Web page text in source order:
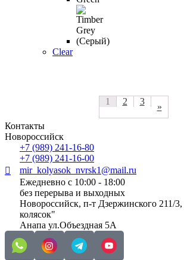
Clear
1 2 3
»
Контакты
Новороссийск
+7 (989) 241-16-80
+7 (989) 241-16-00
mir_kolyasok_nvrsk1@mail.ru
Ежедневно с 10:00 - 18:00
без перерыва и выходных
Новороссийск, п-т Дзержинского 211/
колясок"
Анапа ул.Объездная 5А